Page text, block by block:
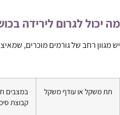
מה יכול לגרום לירידה
יש מגוון רחב של גורמים מוכרים,
תת משקל או עודף משקל
במצבים
קבוצת